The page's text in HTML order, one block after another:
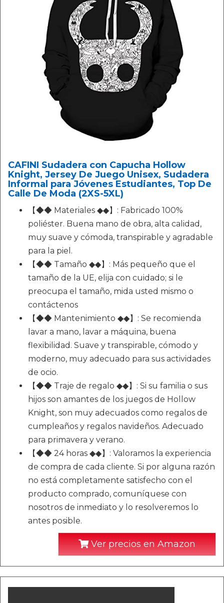
CAFINI Sudadera con Capucha Hollow
Knight, Jersey De Juego Unisex, Sudadera
Informal para Jóvenes Estudiantes, Top De
Calle De Moda (2XS-5XL)
【◆◆ Materiales ◆◆】: Fabricado 100%
poliéster. Buena mano de obra, alta calidad,
muy suave y cómoda, transpirable y agradable
para la piel.
【◆◆ Tamaño ◆◆】: Más pequeño que el
tamaño de la UE, elija con cuidado; si le
preocupa el tamaño, mida usted mismo o
contáctenos
【◆◆ Mantenimiento ◆◆】: Se recomienda
lavar a mano, lavar a máquina, buena
flexibilidad. Suave y transpirable, cómodo y
moderno, muy adecuado para sus actividades
de ocio.
【◆◆ Traje de regalo ◆◆】: Si su familia o sus
hijos son amantes de los juegos de Hollow
Knight, son muy adecuados como regalos de
cumpleaños y regalos navideños. Adecuado
para primavera y verano.
【◆◆ 24 horas ◆◆】: Valoramos la experiencia
de compra de cada cliente. Si por alguna razón
no está completamente satisfecho con el
producto comprado, comuníquese con
nosotros de inmediato y lo resolveremos lo
antes posible.
Ver precios en Amazon